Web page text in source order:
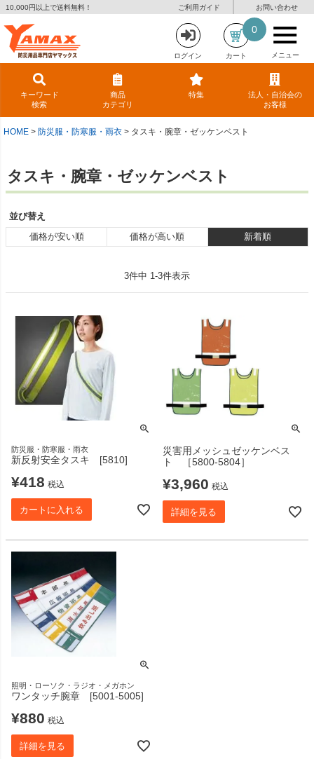
10,000円以上で送料無料！ ご利用ガイド お問い合わせ
ログイン カート
0
メニュー
キーワード
検索
商品
カテゴリ
特集
法人・自治会の
お客様
HOME 防災服・防寒服・雨衣 タスキ・腕章・ゼッケンベスト
タスキ・腕章・ゼッケンベスト
並び替え
価格が安い順 価格が高い順 新着順
3件中 1-3件表示
防災服・防寒服・雨衣
新反射安全タスキ [5810]
¥418 税込
カートに入れる
災害用メッシュゼッケンベス
ト ［5800-5804］
¥3,960 税込
詳細を見る
照明・ローソク・ラジオ・メガホン
ワンタッチ腕章 [5001-5005]
¥880 税込
詳細を見る